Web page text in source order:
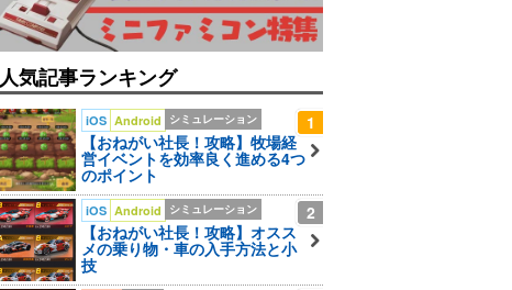
人気記事ランキング
1
iOS Android シミュレーション
【おねがい社長！攻略】牧場経
営イベントを効率良く進める4つ
のポイント
2
iOS Android シミュレーション
【おねがい社長！攻略】オスス
メの乗り物・車の入手方法と小
技